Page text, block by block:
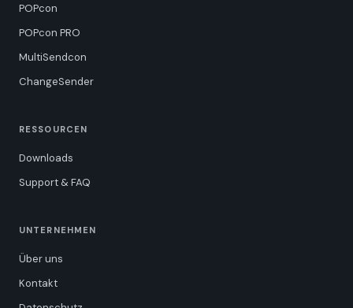
POPcon
POPcon PRO
MultiSendcon
ChangeSender
RESSOURCEN
Downloads
Support & FAQ
UNTERNEHMEN
Über uns
Kontakt